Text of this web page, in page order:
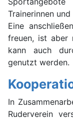
Trainerinnen
Eine
freuen, ist aber
kann auch
genutzt werden.
In
Ruderverein